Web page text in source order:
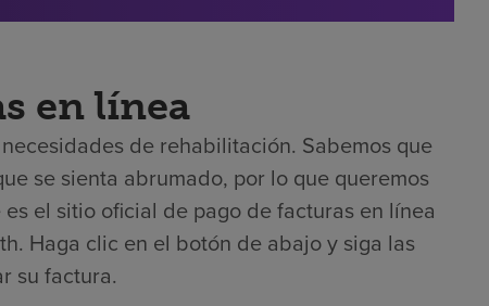
en línea
de rehabilitación. Sabemos que
se sienta abrumado, por lo que queremos
el sitio oficial de pago de facturas en línea
Haga clic en el botón de abajo y siga las
su factura.